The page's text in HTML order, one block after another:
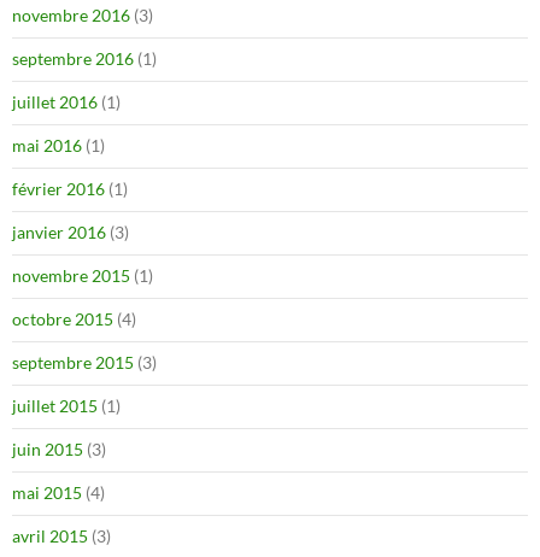
novembre 2016 (3)
septembre 2016 (1)
juillet 2016 (1)
mai 2016 (1)
février 2016 (1)
janvier 2016 (3)
novembre 2015 (1)
octobre 2015 (4)
septembre 2015 (3)
juillet 2015 (1)
juin 2015 (3)
mai 2015 (4)
avril 2015 (3)